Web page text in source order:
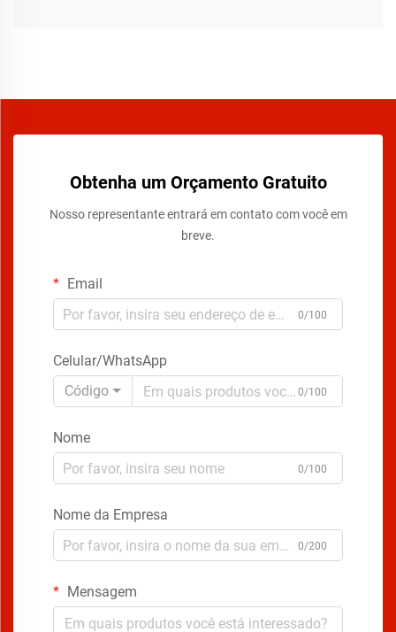
Obtenha um Orçamento Gratuito
Nosso representante entrará em contato com você em
breve.
Email
0/100
Celular/WhatsApp
Código
0/100
Nome
0/100
Nome da Empresa
0/200
Mensagem